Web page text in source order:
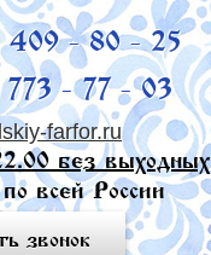
- 80 - 25
- 77 - 03
farfor.ru
без выходных
всей России
звонок